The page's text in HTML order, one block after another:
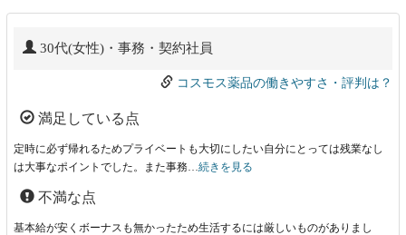
30代(女性)・事務・契約社員
コスモス薬品の働きやすさ・評判は？
満足している点
定時に必ず帰れるためプライベートも大切にしたい自分にとっては残業なし
は大事なポイントでした。また事務… 続きを見る
不満な点
基本給が安くボーナスも無かったため生活するには厳しいものがありまし